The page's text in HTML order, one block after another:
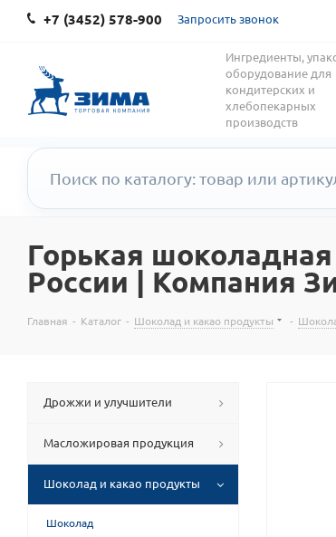
+7 (3452) 578-900 Запросить звонок
Ингредиенты,
оборудование для
кондитерских и
хлебопекарных
производств
Горькая шоколадная
России | Компания
Главная - Каталог - Шоколад и какао продукты -
Дрожжи и улучшители
Масложировая продукция
Шоколад и какао продукты
Шоколад